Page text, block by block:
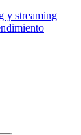
y streaming